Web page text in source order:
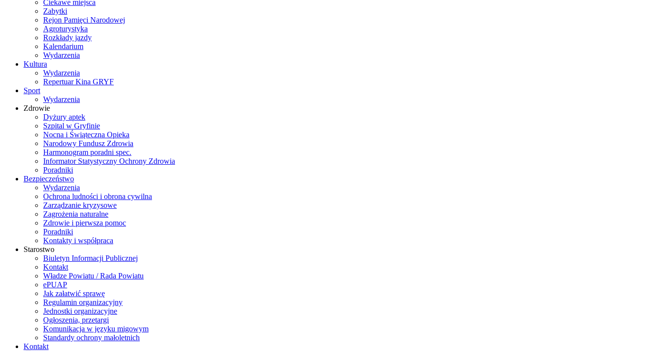
Ciekawe miejsca
Zabytki
Rejon Pamięci Narodowej
Agroturystyka
Rozkłady jazdy
Kalendarium
Wydarzenia
Kultura
Wydarzenia
Repertuar Kina GRYF
Sport
Wydarzenia
Zdrowie
Dyżury aptek
Szpital w Gryfinie
Nocna i Świąteczna Opieka
Narodowy Fundusz Zdrowia
Harmonogram poradni spec.
Informator Statystyczny Ochrony Zdrowia
Poradniki
Bezpieczeństwo
Wydarzenia
Ochrona ludności i obrona cywilna
Zarządzanie kryzysowe
Zagrożenia naturalne
Zdrowie i pierwsza pomoc
Poradniki
Kontakty i współpraca
Starostwo
Biuletyn Informacji Publicznej
Kontakt
Władze Powiatu / Rada Powiatu
ePUAP
Jak załatwić sprawę
Regulamin organizacyjny
Jednostki organizacyjne
Ogłoszenia, przetargi
Komunikacja w języku migowym
Standardy ochrony małoletnich
Kontakt